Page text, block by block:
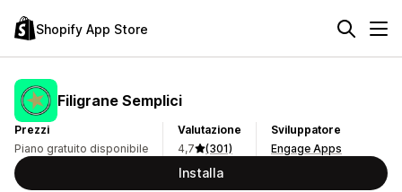
Shopify App Store
Filigrane Semplici
Prezzi
Piano gratuito disponibile
Valutazione
4,7
(301)
Sviluppatore
Engage Apps
Installa